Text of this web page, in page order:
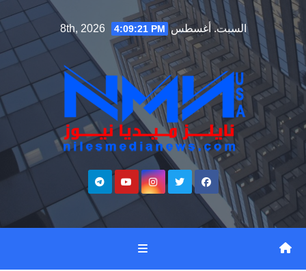
Skip
to
content
السبت. أغسطس 8th, 2026 4:09:22 PM